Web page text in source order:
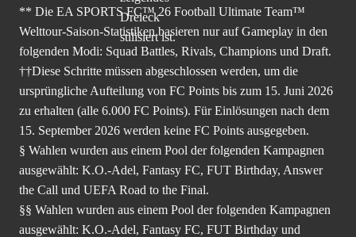
** Die EA SPORTS FC™ 26 Football Ultimate Team™
Welttour-Saison-Statistiken basieren nur auf Gameplay in den
folgenden Modi: Squad Battles, Rivals, Champions und Draft.
††Diese Schritte müssen abgeschlossen werden, um die
ursprüngliche Aufteilung von FC Points bis zum 15. Juni 2026
zu erhalten (alle 6.000 FC Points). Für Einlösungen nach dem
15. September 2026 werden keine FC Points ausgegeben.
§ Wahlen wurden aus einem Pool der folgenden Kampagnen
ausgewählt: K.O.-Adel, Fantasy FC, FUT Birthday, Answer
the Call und UEFA Road to the Final.
§§ Wahlen wurden aus einem Pool der folgenden Kampagnen
ausgewählt: K.O.-Adel, Fantasy FC, FUT Birthday und